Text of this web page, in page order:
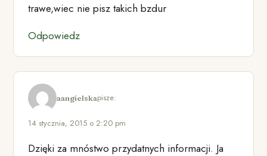
trawe,wiec nie pisz takich bzdur
Odpowiedz
aangielskapisze:
14 stycznia, 2015 o 2:20 pm
Dzięki za mnóstwo przydatnych informacji. Ja